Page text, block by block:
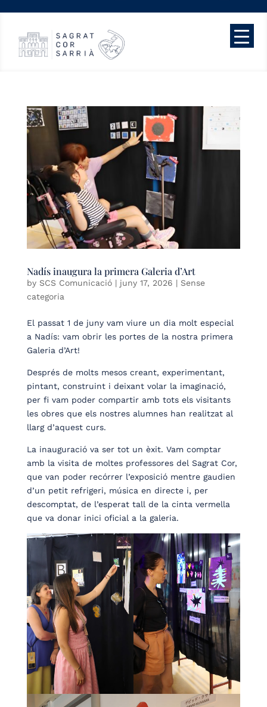
Nadís inaugura la primera Galeria d’Art
by SCS Comunicació| juny 17, 2026 | Sense
categoria
El passat 1 de juny vam viure un dia molt especial
a Nadís: vam obrir les portes de la nostra primera
Galeria d’Art!
Després de molts mesos creant, experimentant,
pintant, construint i deixant volar la imaginació,
per fi vam poder compartir amb tots els visitants
les obres que els nostres alumnes han realitzat al
llarg d’aquest curs.
La inauguració va ser tot un èxit. Vam comptar
amb la visita de moltes professores del Sagrat Cor,
que van poder recórrer l’exposició mentre gaudien
d’un petit refrigeri, música en directe i, per
descomptat, de l’esperat tall de la cinta vermella
que va donar inici oficial a la galeria.